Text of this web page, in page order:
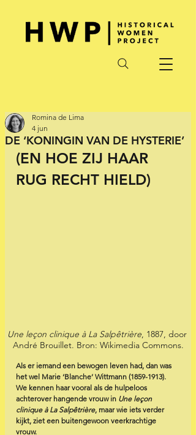
DE ‘KONINGIN VAN DE HYSTERIE’
Romina de Lima
4 jun
(EN HOE ZIJ HAAR
RUG RECHT HIELD)
Une leçon clinique à La Salpêtrière, 1887, door
André Brouillet. Bron: Wikimedia Commons.
Als er iemand een bewogen leven had, dan was
het wel Marie ‘Blanche’ Wittmann (1859-1913).
We kennen haar vooral als de hulpeloos
achterover hangende vrouw in Une leçon
clinique à La Salpêtrière, maar wie iets verder
kijkt, ziet een buitengewoon veerkrachtige
vrouw.